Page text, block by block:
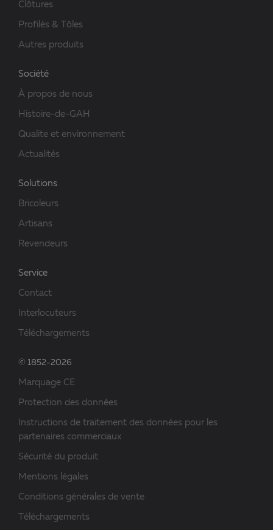
Clôtures
Profilés & Tôles
Autres produits
Société
À propos de nous
Histoire-de-GAH
Qualite et environnement
Actualités
Solutions
Bricoleurs
Artisans
Revendeurs
Service
Contact
Interlocuteurs
Téléchargements
© 1852-2026
Marquage CE
Protection des données
Instructions de traitement des données pour les
partenaires commerciaux
Sécurité du produit
Mentions légales
Conditions générales de vente
Téléchargements